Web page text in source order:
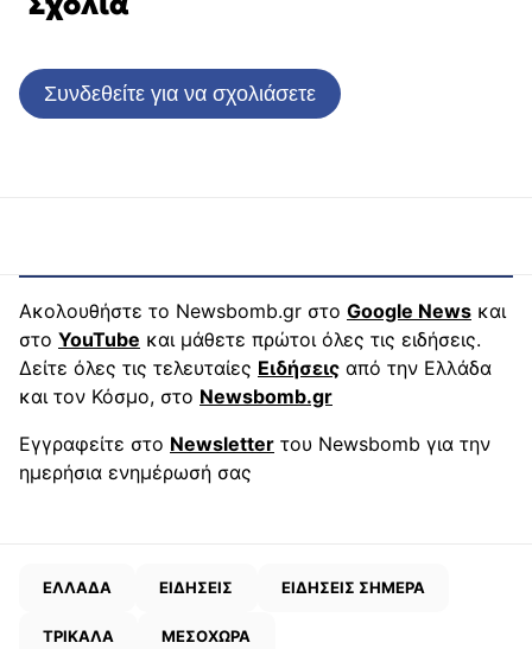
Συνδεθείτε για να σχολιάσετε
Ακολουθήστε το Newsbomb.gr στο Google News και
στο YouTube και μάθετε πρώτοι όλες τις ειδήσεις.
Δείτε όλες τις τελευταίες Ειδήσεις από την Ελλάδα
και τον Κόσμο, στο Newsbomb.gr
Εγγραφείτε στο Newsletter του Newsbomb για την
ημερήσια ενημέρωσή σας
ΕΛΛΑΔΑ ΕΙΔΗΣΕΙΣ ΕΙΔΗΣΕΙΣ ΣΗΜΕΡΑ
ΤΡΙΚΑΛΑ ΜΕΣΟΧΩΡΑ